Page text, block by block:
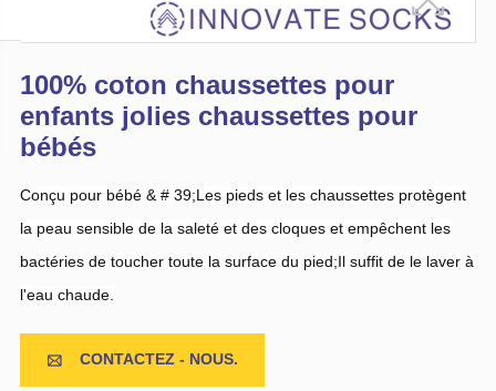
100% coton chaussettes pour
enfants jolies chaussettes pour
bébés
Conçu pour bébé & # 39;Les pieds et les chaussettes protègent
la peau sensible de la saleté et des cloques et empêchent les
bactéries de toucher toute la surface du pied;Il suffit de le laver à
l'eau chaude.
 CONTACTEZ - NOUS.